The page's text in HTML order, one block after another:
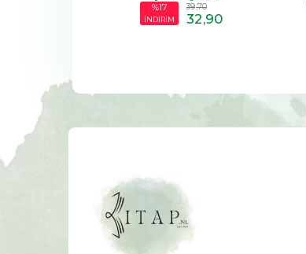
%17
İNDİRİM
39,70
32,90